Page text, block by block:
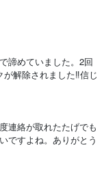
諦めていました。2回
解除されました‼信じ
連絡が取れたたげでも
ですよね。ありがとう